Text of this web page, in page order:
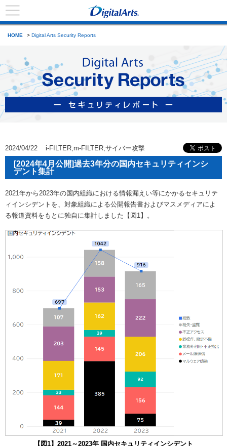
HOME > Digital Arts Security Reports
2024/04/22 i-FILTER,m-FILTER,サイバー攻撃
[2024年4月公開]過去3年分の国内セキュリティインシ
デント集計
2021年から2023年の国内組織における情報漏えい等にかかるセキュリテ
ィインシデントを、対象組織による公開報告書およびマスメディアによ
る報道資料をもとに独自に集計しました【図1】。
【図1】2021～2023年 国内セキュリティインシデント